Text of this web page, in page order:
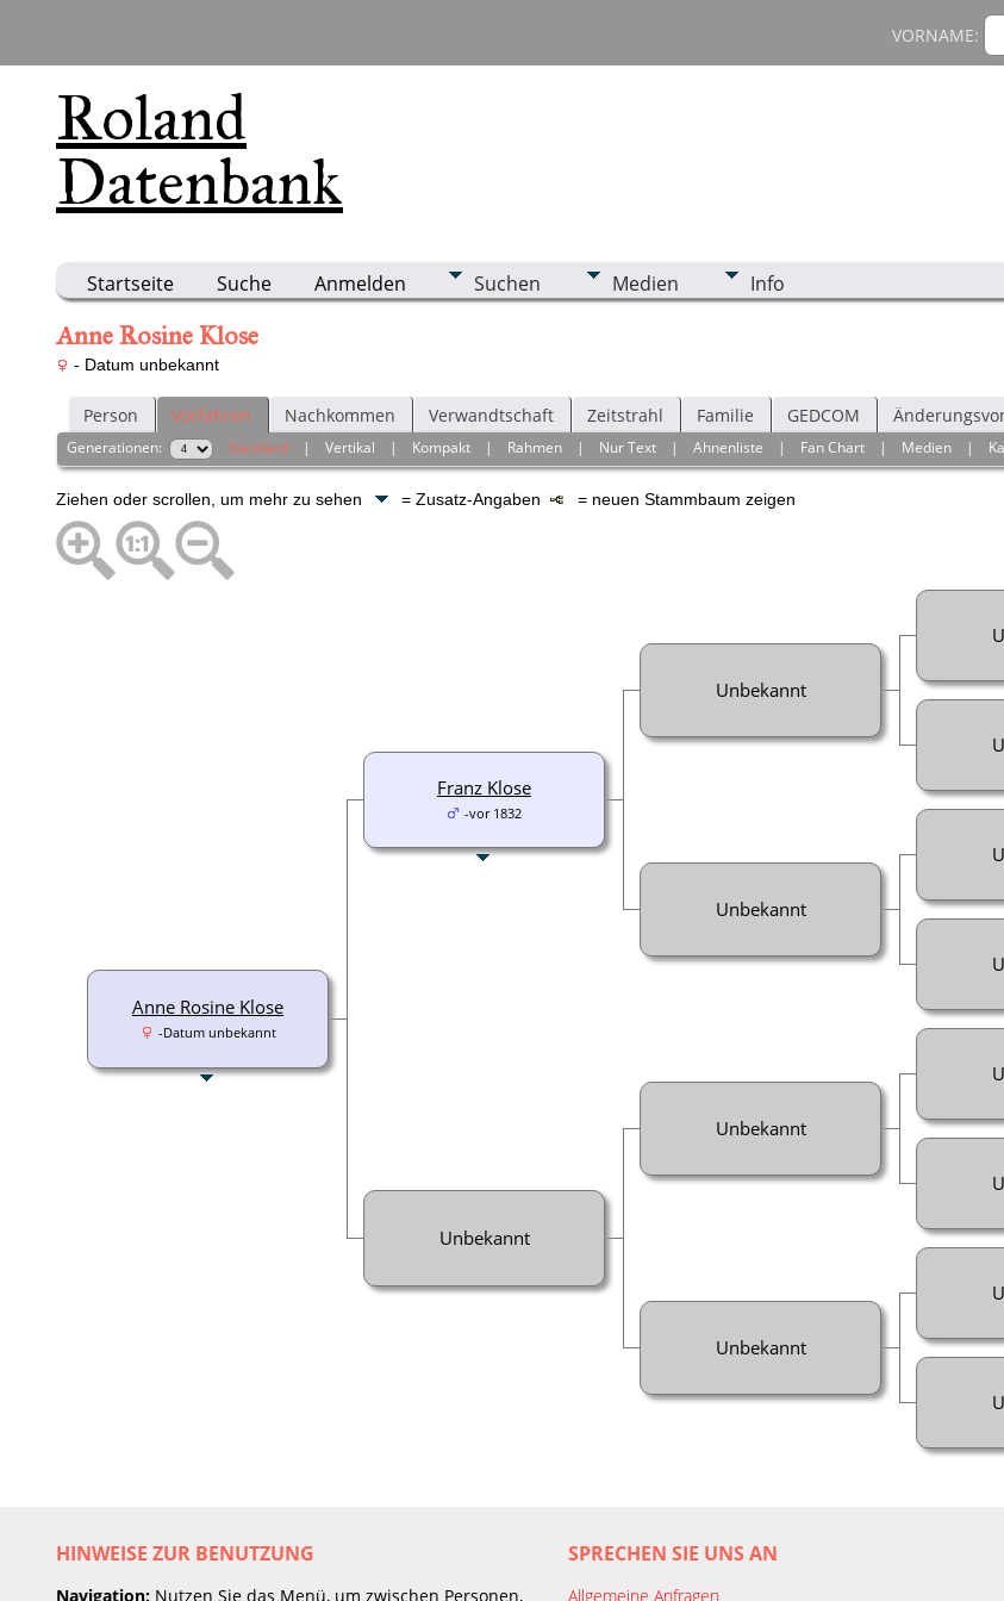
Roland
Datenbank
VORNAME:
Startseite Suche Anmelden Suchen Medien Info
Anne Rosine Klose
- Datum unbekannt
Person Vorfahren Nachkommen Verwandtschaft Zeitstrahl Familie GEDCOM
Generationen: Standard |Vertikal | Kompakt | Rahmen | Nur Text |Ahnenliste | Fan Chart | Medien |
Ziehen oder scrollen, um mehr zu sehen = Zusatz-Angaben = neuen Stammbaum zeigen
Anne Rosine Klose
-Datum unbekannt
Franz Klose
-vor 1832
Unbekannt
Unbekannt
Unbekannt
Unbekannt
Unbekannt
HINWEISE ZUR BENUTZUNG
Navigation: Nutzen Sie das Menü, um zwischen Personen,
SPRECHEN SIE UNS AN
Allgemeine Anfragen